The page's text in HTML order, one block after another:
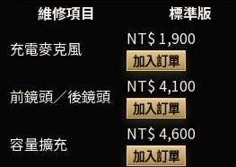
維修項目
標準版
充電麥克風
NT$ 1,900
加入訂單
前鏡頭／後鏡頭 NT$ 4,100
加入訂單
容量擴充 NT$ 4,600
加入訂單